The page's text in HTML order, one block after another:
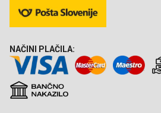
NAČINI PLAČILA: